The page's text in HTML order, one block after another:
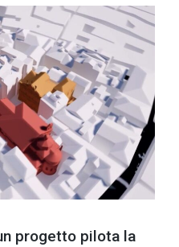
progetto pilota la